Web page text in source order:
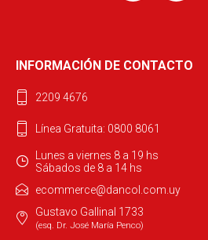
INFORMACIÓN DE CONTACTO
2209 4676
Línea Gratuita: 0800 8061
Lunes a viernes 8 a 19 hs
Sábados de 8 a 14 hs
ecommerce@dancol.com.uy
Gustavo Gallinal 1733
(esq. Dr. José María Penco)